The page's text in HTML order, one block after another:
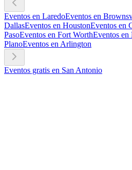
Eventos en LaredoEventos en
DallasEventos en HoustonEventos en
PasoEventos en Fort WorthEventos
PlanoEventos en Arlington
Eventos gratis en San Antonio